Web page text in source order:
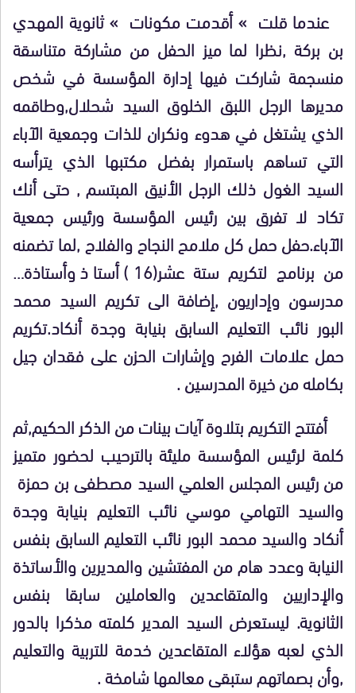
عندما قلت » أقدمت مكونات » ثانوية المهدي
بن بركة ,نظرا لما ميز الحفل من مشاركة متناسقة
منسجمة شاركت فيها إدارة المؤسسة في شخص
مديرها الرجل اللبق الخلوق السيد شحلال,وطاقمه
الذي يشتغل في هدوء ونكران للذات وجمعية الآباء
التي تساهم باستمرار بفضل مكتبها الذي يترأسه
السيد الغول ذلك الرجل الأنيق المبتسم , حتى أنك
تكاد لا تفرق بين رئيس المؤسسة ورئيس جمعية
الآباء.حفل حمل كل ملامح النجاح والفلاح ,لما تضمنه
من برنامج لتكريم ستة عشر(16) أستاذ وأستاذة…
مدرسون وإداريون ,إضافة الى تكريم السيد محمد
البور نائب التعليم السابق بنيابة وجدة أنكاد.تكريم
حمل علامات الفرح وإشارات الحزن على فقدان جيل
بكامله من خيرة المدرسين .
أفتتح التكريم بتلاوة آيات بينات من الذكر الحكيم,ثم
كلمة لرئيس المؤسسة مليئة بالترحيب لحضور متميز
من رئيس المجلس العلمي السيد مصطفى بن حمزة
والسيد التهامي موسي نائب التعليم بنيابة وجدة
أنكاد والسيد محمد البور نائب التعليم السابق بنفس
النيابة وعدد هام من المفتشين والمديرين والأساتذة
والإداريين والمتقاعدين والعاملين سابقا بنفس
الثانوية. ليستعرض السيد المدير كلمته مذكرا بالدور
الذي لعبه هؤلاء المتقاعدين خدمة للتربية والتعليم
,وأن بصماتهم ستبقى معالمها شامخة .